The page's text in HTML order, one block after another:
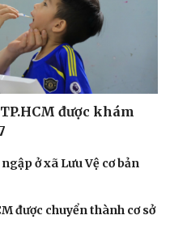
Tình yêu - Gia đình
được khám
ở xã Lưu Vệ cơ bản
được chuyển thành cơ sở